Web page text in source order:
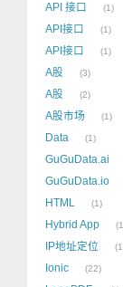
API 接口 1
API接口 1
API接口 1
A股 3
A股 2
A股市场 1
Data 1
GuGuData.ai
GuGuData.io
HTML 1
Hybrid App 1
IP地址定位 1
Ionic 22